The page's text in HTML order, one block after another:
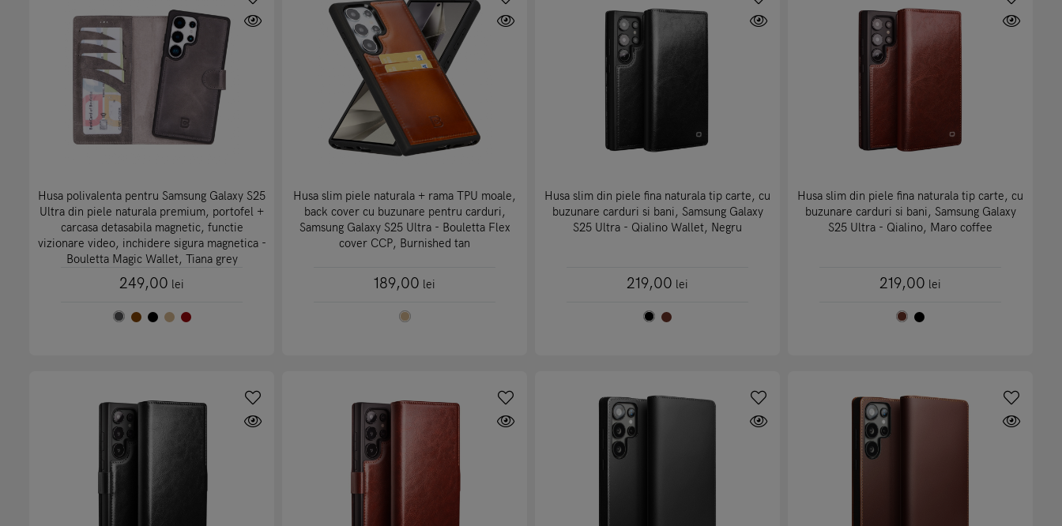
Husa polivalenta pentru Samsung Galaxy S25
Ultra din piele naturala premium, portofel +
carcasa detasabila magnetic, functie
vizionare video, inchidere sigura magnetica -
Bouletta Magic Wallet, Tiana grey
249,00 lei
Husa slim piele naturala + rama TPU moale,
back cover cu buzunare pentru carduri,
Samsung Galaxy S25 Ultra - Bouletta Flex
cover CCP, Burnished tan
189,00 lei
Husa slim din piele fina naturala tip carte, cu
buzunare carduri si bani, Samsung Galaxy
S25 Ultra - Qialino Wallet, Negru
219,00 lei
Husa slim din piele fina naturala tip carte, cu
buzunare carduri si bani, Samsung Galaxy
S25 Ultra - Qialino, Maro coffee
219,00 lei